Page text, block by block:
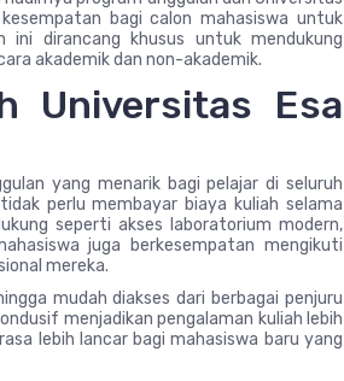
kesempatan bagi calon mahasiswa untuk
ini dirancang khusus untuk mendukung
akademik dan non-akademik.
Universitas Esa
yang menarik bagi pelajar di seluruh
tidak perlu membayar biaya kuliah selama
seperti akses laboratorium modern,
juga berkesempatan mengikuti
mereka.
mudah diakses dari berbagai penjuru
menjadikan pengalaman kuliah lebih
lebih lancar bagi mahasiswa baru yang